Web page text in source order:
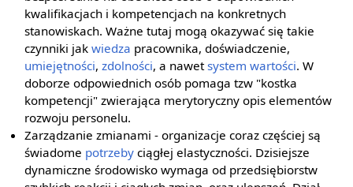
kwalifikacjach i kompetencjach na konkretnych
stanowiskach. Ważne tutaj mogą okazywać się takie
czynniki jakwiedza pracownika, doświadczenie,
umiejętności,zdolności, a nawetsystem wartości. W
doborze odpowiednich osób pomaga tzw "kostka
kompetencji" zwierająca merytoryczny opis elementów
rozwoju personelu.
Zarządzanie zmianami - organizacje coraz częściej są
świadome potrzeby ciągłej elastyczności. Dzisiejsze
dynamiczne środowisko wymaga od przedsiębiorstw